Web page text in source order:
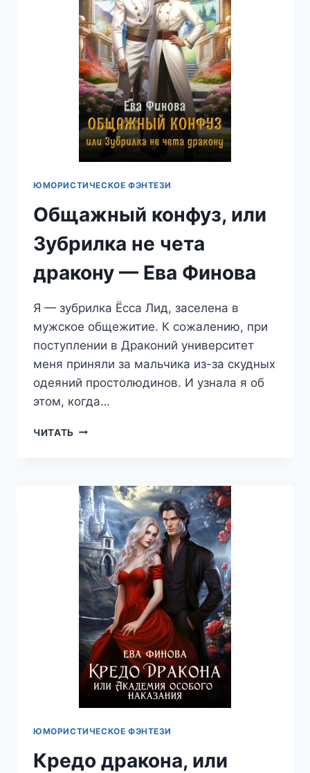
ЮМОРИСТИЧЕСКОЕ ФЭНТЕЗИ
Общажный конфуз, или
Зубрилка не чета
дракону — Ева Финова
Я — зубрилка Ёсса Лид, заселена в
мужское общежитие. К сожалению, при
поступлении в Драконий университет
меня приняли за мальчика из-за скудных
одеяний простолюдинов. И узнала я об
этом, когда…
ЧИТАТЬ ОБЩАЖНЫЙ
НЕ
ЧЕТА
ДРАКОНУ
—
ЕВА
ФИНОВА
ЮМОРИСТИЧЕСКОЕ ФЭНТЕЗИ
Кредо дракона, или